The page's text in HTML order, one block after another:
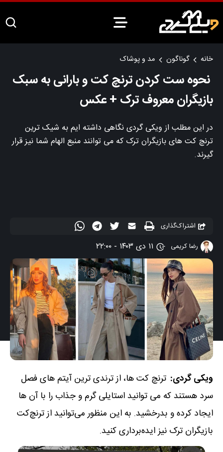
خانه گوناگون مد و پوشاک
نحوه ست کردن ترنچ کت و بارانی به سبک
بازیگران معروف ترک + عکس
در این مطلب از ویکی گردی نگاهی داشته‌ ایم به شیک‌ ترین
ترنچ‌ کت‌ های بازیگران ترک که می‌ توانند منبع الهام شما نیز قرار
گیرند.
اشتراک‌گذاری
رضا کریمی
۱۱ دی ۱۴۰۳ - ۲۲:۰۰
ویکی گردی: ترنچ‌ کت‌ ها، از ترندی‌ ترین آیتم‌ های فصل
سرد هستند که می‌ توانید استایلی گرم و جذاب را با آن‌ ها
ایجاد کرده و بدرخشید. به این منظور می‌توانید از ترنچ‌کت
بازیگران ترک نیز ایده‌برداری کنید.